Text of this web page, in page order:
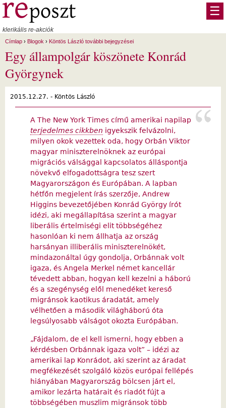
Ugrás a tartalomra
klerikális re-akciók
☰
Címlap › Blogok › Köntös László további bejegyzései
Egy állampolgár köszönete Konrád
Györgynek
2015.12.27. - Köntös László
A The New York Times című amerikai napilap
terjedelmes cikkben igyekszik felvázolni,
milyen okok vezettek oda, hogy Orbán Viktor
magyar miniszterelnöknek az európai
migrációs válsággal kapcsolatos álláspontja
növekvő elfogadottságra tesz szert
Magyarországon és Európában. A lapban
hétfőn megjelent írás szerzője, Andrew
Higgins bevezetőjében Konrád György írót
idézi, aki megállapítása szerint a magyar
liberális értelmiségi elit többségéhez
hasonlóan ki nem állhatja az ország
harsányan illiberális miniszterelnökét,
mindazonáltal úgy gondolja, Orbánnak volt
igaza, és Angela Merkel német kancellár
tévedett abban, hogyan kell kezelni a háború
és a szegénység elől menedéket kereső
migránsok kaotikus áradatát, amely
vélhetően a második világháború óta
legsúlyosabb válságot okozta Európában.
„Fájdalom, de el kell ismerni, hogy ebben a
kérdésben Orbánnak igaza volt” – idézi az
amerikai lap Konrádot, aki szerint az áradat
megfékezését szolgáló közös európai fellépés
hiányában Magyarország bölcsen járt el,
amikor lezárta határait és riadót fújt a
többségében muszlim migránsok több